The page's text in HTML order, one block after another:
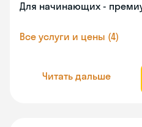
Для начинающих -
Все услуги и цены (4)
Читать дальше